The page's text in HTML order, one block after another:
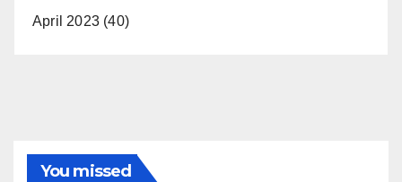
April 2023 (40)
You missed